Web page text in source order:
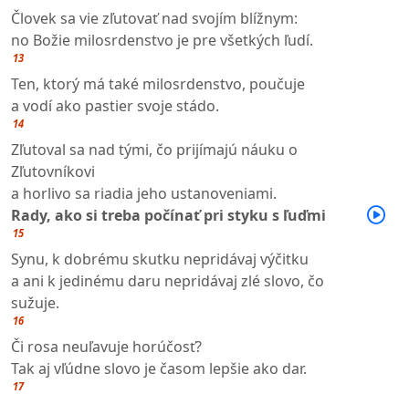
Človek sa vie zľutovať nad svojím blížnym:
no Božie milosrdenstvo je pre všetkých ľudí.
13
Ten, ktorý má také milosrdenstvo, poučuje
a vodí ako pastier svoje stádo.
14
Zľutoval sa nad tými, čo prijímajú náuku o
Zľutovníkovi
a horlivo sa riadia jeho ustanoveniami.
Rady, ako si treba počínať pri styku s ľuďmi
15
Synu, k dobrému skutku nepridávaj výčitku
a ani k jedinému daru nepridávaj zlé slovo, čo
sužuje.
16
Či rosa neuľavuje horúčosť?
Tak aj vľúdne slovo je časom lepšie ako dar.
17